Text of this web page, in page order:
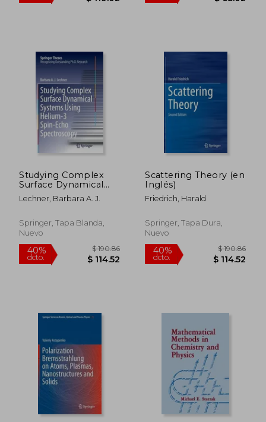
40%
dcto.
$ 108.36
$ 65.02
40% 40%
Studying Complex
Surface Dynamical
Systems Using
Helium-3 Spin-Echo
Inglés)
Lechner, Barbara A. J.
Springer, Tapa Blanda,
Nuevo
Scattering Theory (en
Inglés)
Friedrich, Harald
Springer, Tapa Dura,
Nuevo